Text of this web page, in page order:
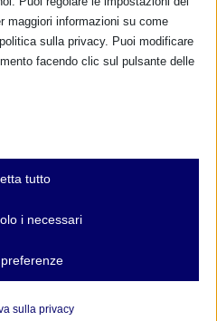
maggiori informazioni su come
sulla privacy. Puoi modificare
facendo clic sul pulsante delle
le funzioni di base e sono
dell'utente secondo il GDPR.
tutto
i necessari
sulla privacy